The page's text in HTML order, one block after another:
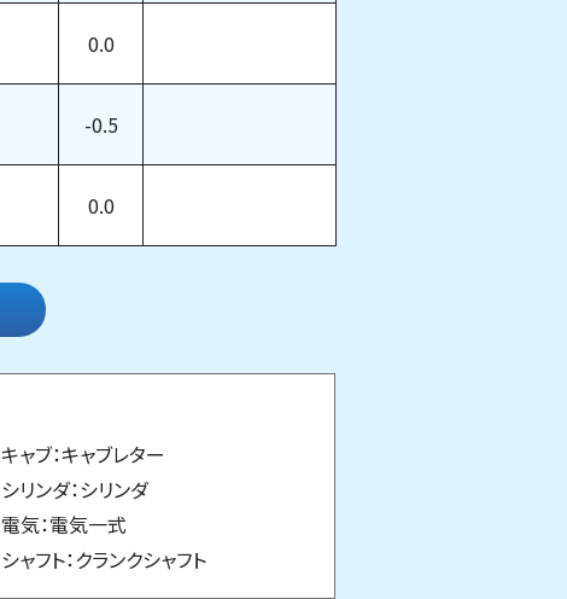
0.0
-0.5
0.0
キャブ：キャブレター
シリンダ：シリンダ
電気：電気一式
シャフト：クランクシャフト